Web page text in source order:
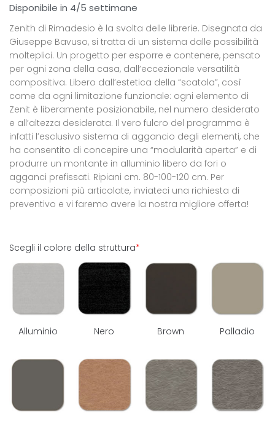
Disponibile in 4/5 settimane
Zenith di Rimadesio è la svolta delle librerie. Disegnata da
Giuseppe Bavuso, si tratta di un sistema dalle possibilità
molteplici. Un progetto per esporre e contenere, pensato
per ogni zona della casa, dall’eccezionale versatilità
compositiva. Libero dall’estetica della “scatola”, così
come da ogni limitazione funzionale: ogni elemento di
Zenit è liberamente posizionabile, nel numero desiderato
e all’altezza desiderata. Il vero fulcro del programma è
infatti l’esclusivo sistema di aggancio degli elementi, che
ha consentito di concepire una “modularità aperta” e di
produrre un montante in alluminio libero da fori o
agganci prefissati. Ripiani cm. 80-100-120 cm. Per
composizioni più articolate, inviateci una richiesta di
preventivo e vi faremo avere la nostra migliore offerta!
Scegli il colore della struttura*
Alluminio Nero Brown Palladio